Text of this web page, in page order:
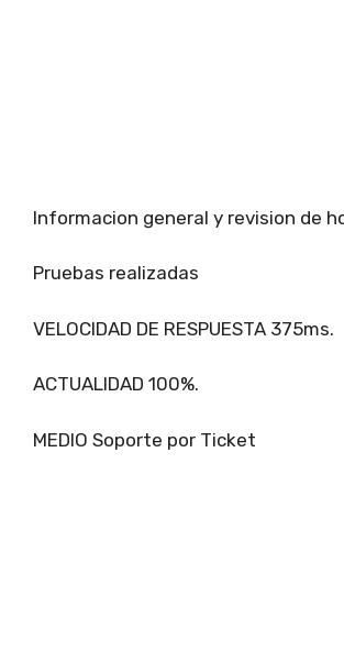
Informacion general y revision de
Pruebas realizadas
VELOCIDAD DE RESPUESTA 375ms.
ACTUALIDAD 100%.
MEDIO Soporte por Ticket